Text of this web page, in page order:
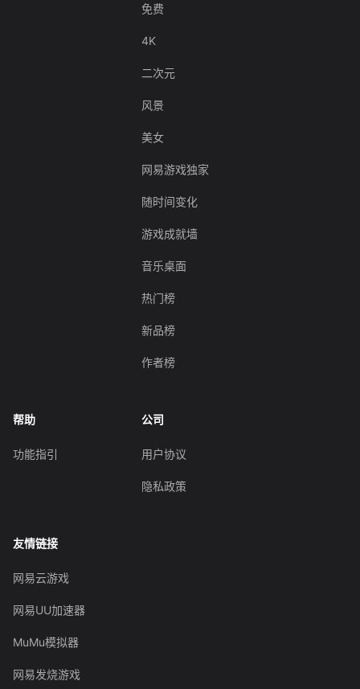
免费
4K
二次元
风景
美女
网易游戏独家
随时间变化
游戏成就墙
音乐桌面
热门榜
新品榜
作者榜
帮助
功能指引
公司
用户协议
隐私政策
友情链接
网易云游戏
网易UU加速器
MuMu模拟器
网易发烧游戏